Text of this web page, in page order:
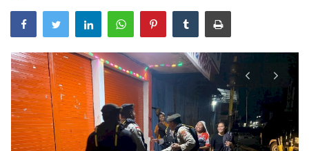
Lantas
Giat Ops
Polisi Kita
Mitra Polisi